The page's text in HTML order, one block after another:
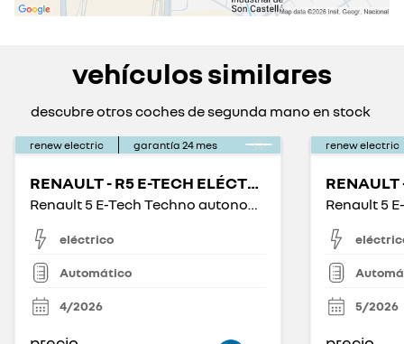
vehículos similares
descubre otros coches de segunda mano en stock
renew electric garantía 24 mes
RENAULT - R5 E-TECH ELÉCTRICO
Renault 5 E-Tech Techno autonomía confort 110 kW
eléctrico
Automático
4/2026
renew electric
5/2026